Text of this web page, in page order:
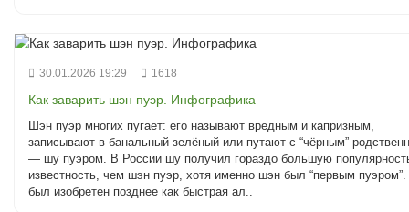
30.01.2026 19:29 1618
Как заварить шэн пуэр. Инфографика
Шэн пуэр многих пугает: его называют вредным и капризным,
записывают в банальный зелёный или путают с “чёрным”
— шу пуэром. В России шу получил гораздо большую
известность, чем шэн пуэр, хотя именно шэн был “первым
был изобретен позднее как быстрая ал..